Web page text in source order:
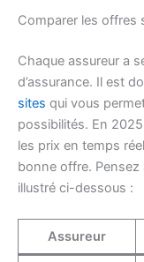
Comparer les offres
Chaque assureur a
d’assurance. Il est
sites qui vous
possibilités. En
les prix en temps
bonne offre.
illustré ci-dessous :
Assureur